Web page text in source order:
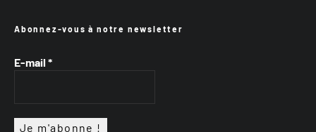
Abonnez-vous à notre newsletter
E-mail *